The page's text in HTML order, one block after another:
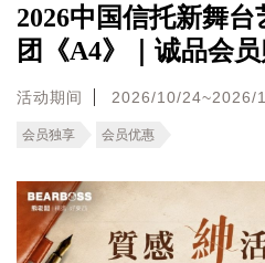
2026中国信托新舞
团《A4》｜诚品会
活动期间 2026/10/24~2026/
会员独享 会员优惠